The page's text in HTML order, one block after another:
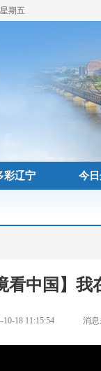
星期五
彩辽宁 今
看中国】
18 11:15:54 消